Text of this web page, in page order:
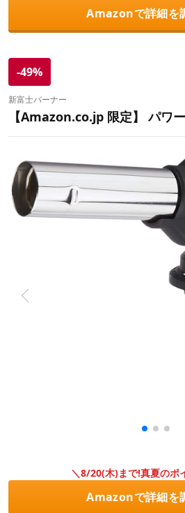
Amazonで詳細を
-49%
新富士バーナー
【Amazon.co.jp 限定】 パワ
＼8/20(木)まで!真夏のポ
Amazonで詳細を